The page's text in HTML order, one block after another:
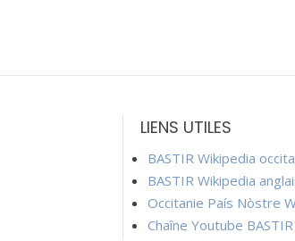
LIENS UTILES
BASTIR Wikipedia
BASTIR Wikipedia
Occitanie País Nòstre
Chaîne Youtube